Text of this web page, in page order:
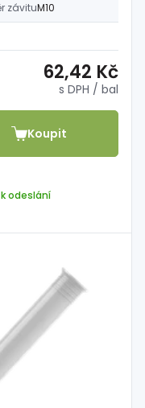
závituM10
62,42 Kč
s DPH / bal
Koupit
odeslání